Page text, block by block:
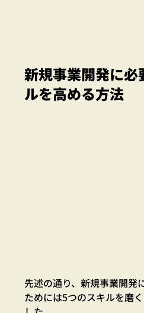
新規事業開発に必
ルを高める方法
先述の通り、新規事業開発
ためには5つのスキルを磨